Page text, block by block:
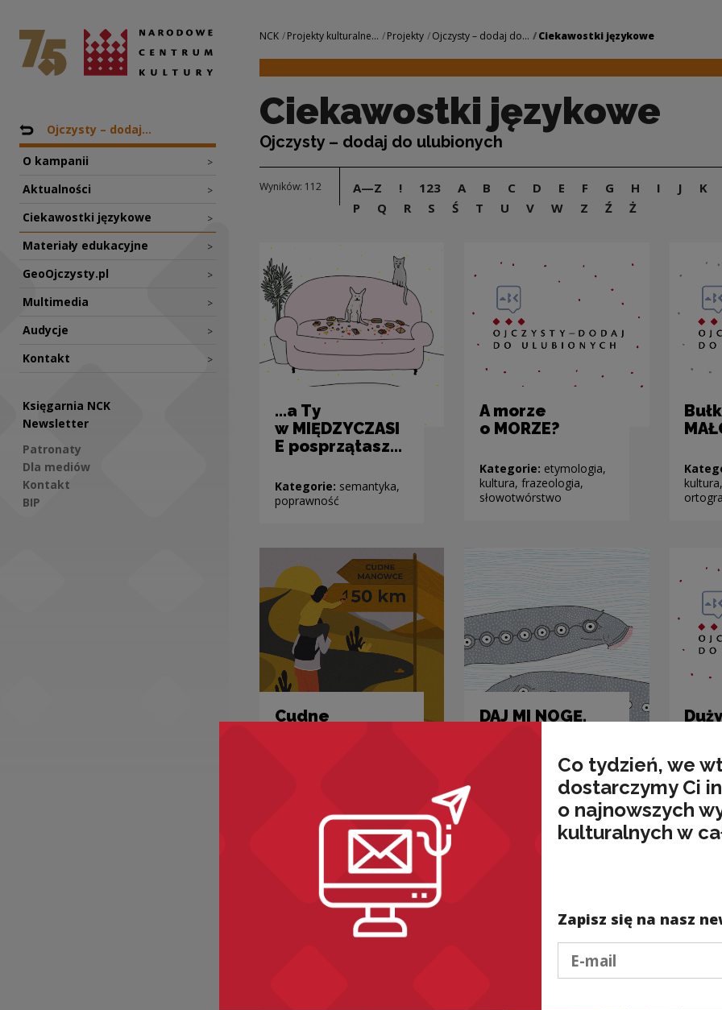
Ciekawostki językowe | Narodowe
Narodowe Centrum Kultury
Nawigacja
Powrót do: Projekty
Ojczysty – dodaj...
O kampanii >
Aktualności >
Ciekawostki językowe >
Materiały edukacyjne >
GeoOjczysty.pl >
Multimedia >
Audycje >
Kontakt >
Księgarnia NCK
Newsletter
Patronaty
Dla mediów
Kontakt
BIP
Nawigacja
NCK Projekty kulturalne... Projekty Ojczysty – dodaj do... Ciekawostki językowe
Ciekawostki językowe
Ojczysty – dodaj do ulubionych
Wyników: 112 A—Z ! 123 A B C D E F G H I J K
P
Q R S Ś T U V W Z Ź Ż
...a Ty
w MIĘDZYCZASI
E posprzątasz...
Kategorie: semantyka,
poprawność
A morze
o MORZE?
Kategorie: etymologia,
kultura, frazeologia,
słowotwórstwo
Cudne
DAJ MI NOGĘ,
etymologia,
fleksja, zwierzęta,
Co tydzień, we
dostarczymy Ci
o najnowszych
kulturalnych w
Zapisz się na nasz